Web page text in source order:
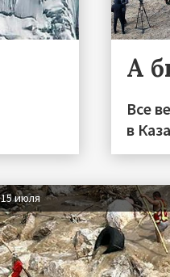
А
Все
в
15 июля